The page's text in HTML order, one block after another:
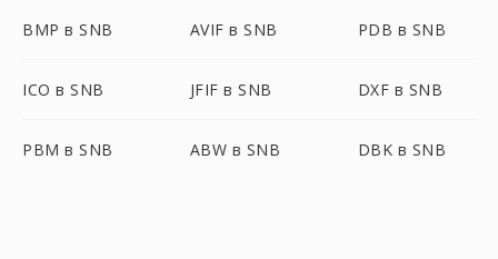
BMP в SNB AVIF в SNB PDB в SNB
ICO в SNB JFIF в SNB DXF в SNB
PBM в SNB ABW в SNB DBK в SNB